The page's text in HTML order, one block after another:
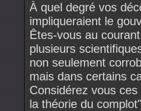
À quel degré vos
impliqueraient le
Êtes-vous au
plusieurs
non seulement
mais dans certains
Considérez vous
la théorie du